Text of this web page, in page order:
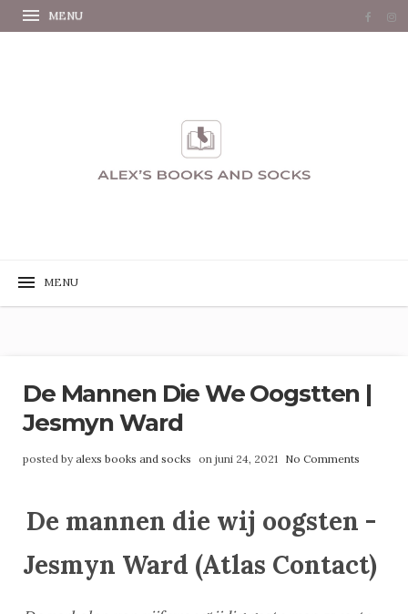
De Mannen Die We Oogstten |
Jesmyn Ward
posted byalexs books and socks on juni 24, 2021 No Comments
De mannen die wij oogsten -
Jesmyn Ward (Atlas Contact)